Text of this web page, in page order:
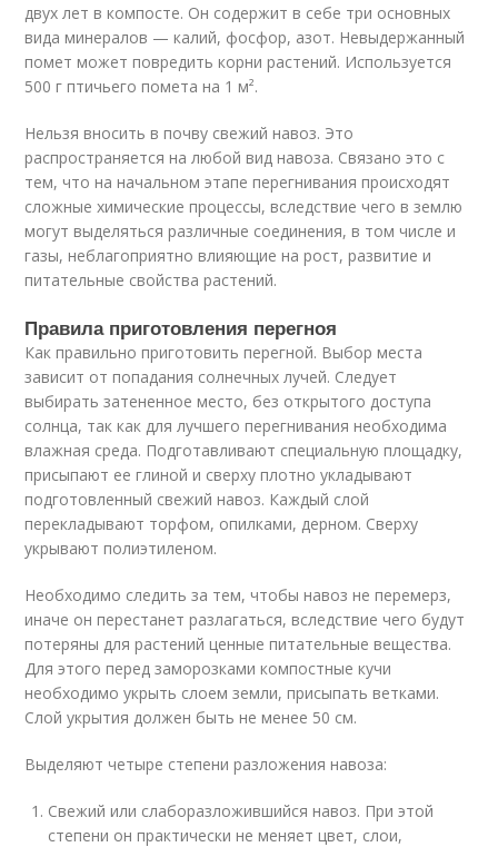
двух лет в компосте. Он содержит в себе три основных
вида минералов — калий, фосфор, азот. Невыдержанный
помет может повредить корни растений. Используется
500 г птичьего помета на 1 м².
Нельзя вносить в почву свежий навоз. Это
распространяется на любой вид навоза. Связано это с
тем, что на начальном этапе перегнивания происходят
сложные химические процессы, вследствие чего в землю
могут выделяться различные соединения, в том числе и
газы, неблагоприятно влияющие на рост, развитие и
питательные свойства растений.
Правила приготовления перегноя
Как правильно приготовить перегной. Выбор места
зависит от попадания солнечных лучей. Следует
выбирать затененное место, без открытого доступа
солнца, так как для лучшего перегнивания необходима
влажная среда. Подготавливают специальную площадку,
присыпают ее глиной и сверху плотно укладывают
подготовленный свежий навоз. Каждый слой
перекладывают торфом, опилками, дерном. Сверху
укрывают полиэтиленом.
Необходимо следить за тем, чтобы навоз не перемерз,
иначе он перестанет разлагаться, вследствие чего будут
потеряны для растений ценные питательные вещества.
Для этого перед заморозками компостные кучи
необходимо укрыть слоем земли, присыпать ветками.
Слой укрытия должен быть не менее 50 см.
Выделяют четыре степени разложения навоза:
Свежий или слаборазложившийся навоз. При этой
степени он практически не меняет цвет, слои,